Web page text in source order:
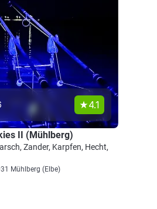
4.1
II (Mühlberg)
Zander, Karpfen, Hecht,
Mühlberg (Elbe)